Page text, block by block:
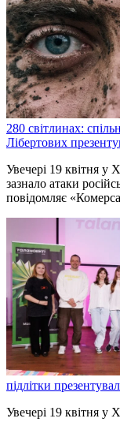
280 світлинах:
Лібертових
Увечері 19 квітня у
зазнало атаки
повідомляє
підлітки
Увечері 19 квітня у